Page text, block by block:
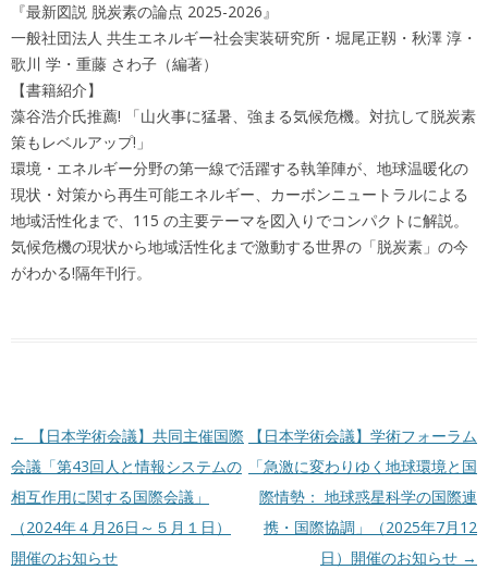
『最新図説 脱炭素の論点 2025-2026』
一般社団法人 共生エネルギー社会実装研究所・堀尾正靱・秋澤 淳・
歌川 学・重藤 さわ子（編著）
【書籍紹介】
藻谷浩介氏推薦! 「山火事に猛暑、強まる気候危機。対抗して脱炭素
策もレベルアップ!」
環境・エネルギー分野の第一線で活躍する執筆陣が、地球温暖化の
現状・対策から再生可能エネルギー、カーボンニュートラルによる
地域活性化まで、115 の主要テーマを図入りでコンパクトに解説。
気候危機の現状から地域活性化まで激動する世界の「脱炭素」の今
がわかる!隔年刊行。
投稿ナビゲーション
←
【日本学術会議】共同主催国際
会議「第43回人と情報システムの
相互作用に関する国際会議」
（2024年４月26日～５月１日）
開催のお知らせ
【日本学術会議】学術フォーラム
「急激に変わりゆく地球環境と国
際情勢： 地球惑星科学の国際連
携・国際協調」（2025年7月12
日）開催のお知らせ →